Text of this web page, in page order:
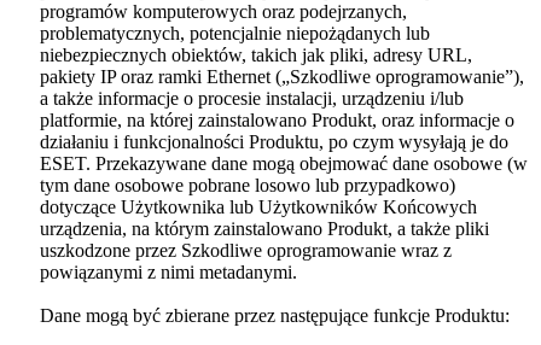
programów komputerowych oraz podejrzanych,
problematycznych, potencjalnie niepożądanych lub
niebezpiecznych obiektów, takich jak pliki, adresy URL,
pakiety IP oraz ramki Ethernet („Szkodliwe oprogramowanie”),
a także informacje o procesie instalacji, urządzeniu i/lub
platformie, na której zainstalowano Produkt, oraz informacje o
działaniu i funkcjonalności Produktu, po czym wysyłają je do
ESET. Przekazywane dane mogą obejmować dane osobowe (w
tym dane osobowe pobrane losowo lub przypadkowo)
dotyczące Użytkownika lub Użytkowników Końcowych
urządzenia, na którym zainstalowano Produkt, a także pliki
uszkodzone przez Szkodliwe oprogramowanie wraz z
powiązanymi z nimi metadanymi.
Dane mogą być zbierane przez następujące funkcje Produktu: